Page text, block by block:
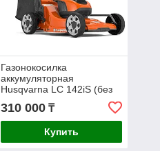
Газонокосилка
аккумуляторная
Husqvarna LC 142iS (без
АКБ и ЗУ) 9705419-01
310 000₸
Купить